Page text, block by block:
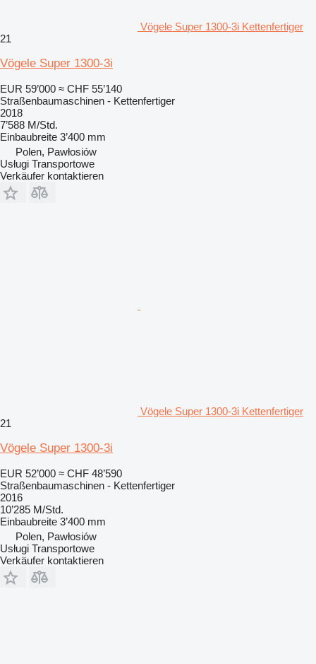
Vögele Super 1300-3i Kettenfertiger
21
Vögele Super 1300-3i
EUR 59’000 ≈ CHF 55’140
Straßenbaumaschinen - Kettenfertiger
2018
7’588 M/Std.
Einbaubreite 3’400 mm
Polen, Pawłosiów
Usługi Transportowe
Verkäufer kontaktieren
Vögele Super 1300-3i Kettenfertiger
21
Vögele Super 1300-3i
EUR 52’000 ≈ CHF 48’590
Straßenbaumaschinen - Kettenfertiger
2016
10’285 M/Std.
Einbaubreite 3’400 mm
Polen, Pawłosiów
Usługi Transportowe
Verkäufer kontaktieren